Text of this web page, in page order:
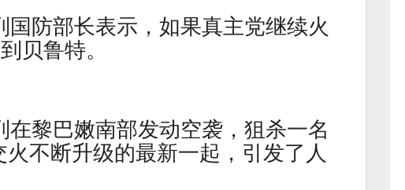
防部长表示，如果真主党继续火
贝鲁特。
黎巴嫩南部发动空袭，狙杀一名
不断升级的最新一起，引发了人